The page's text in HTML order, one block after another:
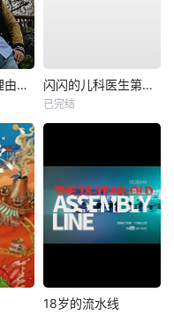
我住在这里的理由第一季 闪闪的儿科医生第四季
已完结
18岁的流水线